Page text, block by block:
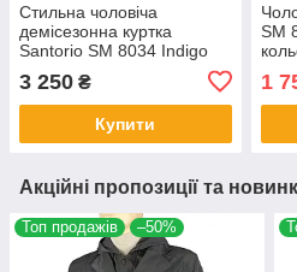
Стильна чоловіча
демісезонна куртка
Santorio SM 8034 Indigo
3 250 ₴
Купити
SM
1
Акційні пропозиції та
Топ продажів –50%